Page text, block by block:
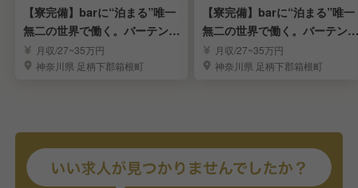
【寮完備】barに“泊まる”唯一
無二の世界で働く。バーテンダ
ー募集！！
月収/27~35万円
神奈川県 足柄下郡箱根町
【寮完備】barに“泊まる”唯一
無二の世界で働く。バーテンダ
ー募集!!!
月収/27~35万円
神奈川県 足柄下郡箱根町